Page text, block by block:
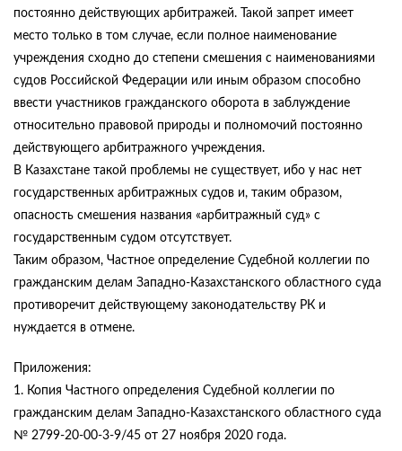
постоянно действующих арбитражей. Такой запрет имеет
место только в том случае, если полное наименование
учреждения сходно до степени смешения с наименованиями
судов Российской Федерации или иным образом способно
ввести участников гражданского оборота в заблуждение
относительно правовой природы и полномочий постоянно
действующего арбитражного учреждения.
В Казахстане такой проблемы не существует, ибо у нас нет
государственных арбитражных судов и, таким образом,
опасность смешения названия «арбитражный суд» с
государственным судом отсутствует.
Таким образом, Частное определение Судебной коллегии по
гражданским делам Западно-Казахстанского областного суда
противоречит действующему законодательству РК и
нуждается в отмене.
Приложения:
1. Копия Частного определения Судебной коллегии по
гражданским делам Западно-Казахстанского областного суда
№ 2799-20-00-3-9/45 от 27 ноября 2020 года.